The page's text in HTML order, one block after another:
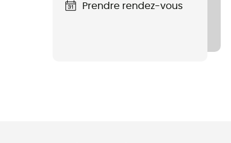
Prendre rendez-vous